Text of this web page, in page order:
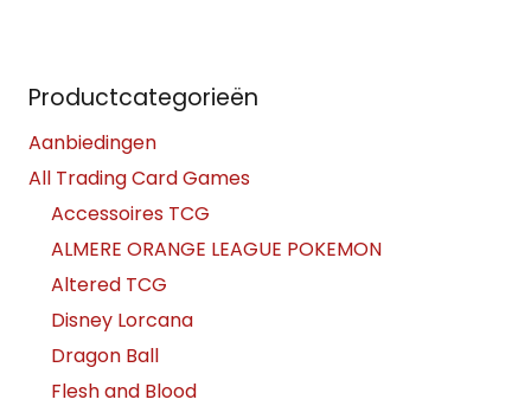
Productcategorieën
Aanbiedingen
All Trading Card Games
Accessoires TCG
ALMERE ORANGE LEAGUE POKEMON
Altered TCG
Disney Lorcana
Dragon Ball
Flesh and Blood